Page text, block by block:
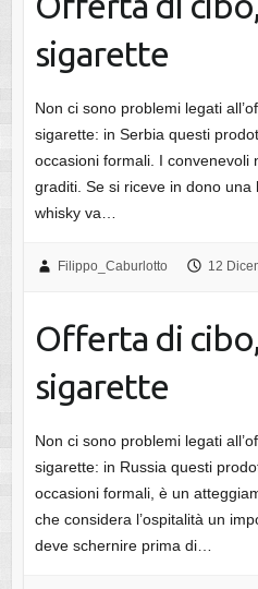
sigarette
Non ci sono problemi legati
sigarette: in Serbia questi
occasioni formali. I convenevoli
graditi. Se si riceve in dono una
whisky va…
Filippo_Caburlotto 12
Offerta di
sigarette
Non ci sono problemi legati
sigarette: in Russia questi
occasioni formali, è un
che considera l’ospitalità un
deve schernire prima di…